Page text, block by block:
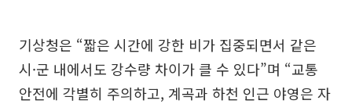
기상청은 “짧은 시간에 강한 비가 집중되면서 같은
시·군 내에서도 강수량 차이가 클 수 있다”며 “교통
안전에 각별히 주의하고, 계곡과 하천 인근 야영은 자